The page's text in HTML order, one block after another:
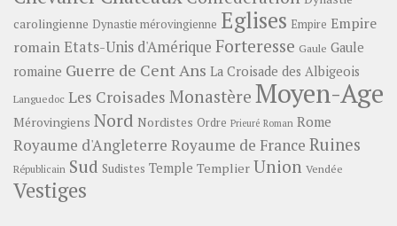
carolingienne Dynastie mérovingienne Eglises Empire Empire
romainEtats-Unis d'Amérique Forteresse Gaule Gaule
romaine Guerre de Cent Ans La Croisade des Albigeois
Languedoc Les Croisades Monastère Moyen-Age
Mérovingiens Nord Nordistes Ordre Prieuré Roman Rome
Royaume d'Angleterre Royaume de France Ruines
Républicain Sud Sudistes Temple Templier Union Vendée
Vestiges